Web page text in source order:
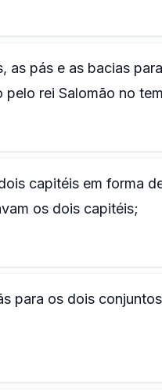
as pás e as bacias
pelo rei Salomão no
capitéis em forma
os dois capitéis;
para os dois